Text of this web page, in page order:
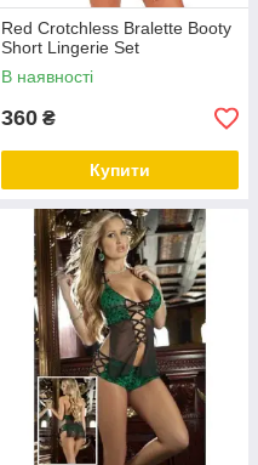
Red Crotchless Bralette Booty
Short Lingerie Set
В наявності
360 ₴
Купити